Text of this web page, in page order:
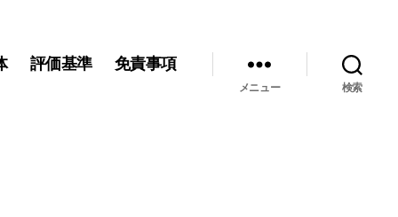
評価基準 免責事項
メニュー 検索